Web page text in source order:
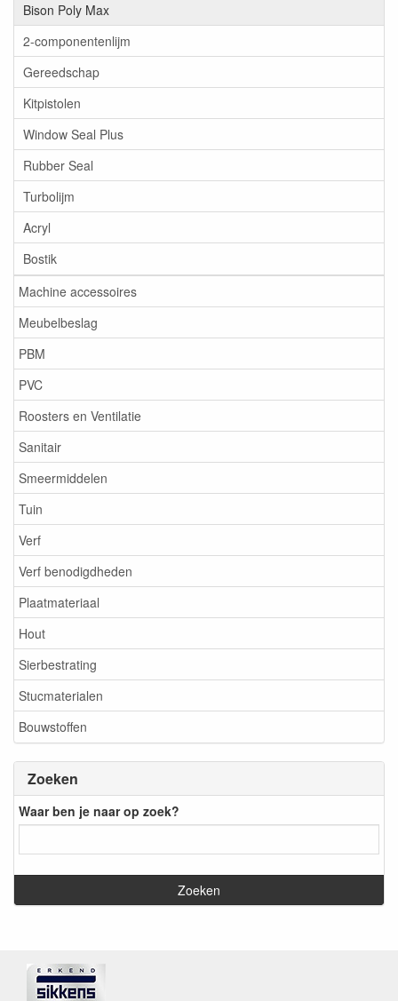
Bison Poly Max
2-componentenlijm
Gereedschap
Kitpistolen
Window Seal Plus
Rubber Seal
Turbolijm
Acryl
Bostik
Machine accessoires
Meubelbeslag
PBM
PVC
Roosters en Ventilatie
Sanitair
Smeermiddelen
Tuin
Verf
Verf benodigdheden
Plaatmateriaal
Hout
Sierbestrating
Stucmaterialen
Bouwstoffen
Zoeken
Waar ben je naar op zoek?